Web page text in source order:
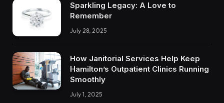
Sparkling Legacy: A Love to
Remember
July 28, 2025
How Janitorial Services Help Keep
Hamilton’s Outpatient Clinics Running
Smoothly
July 1, 2025